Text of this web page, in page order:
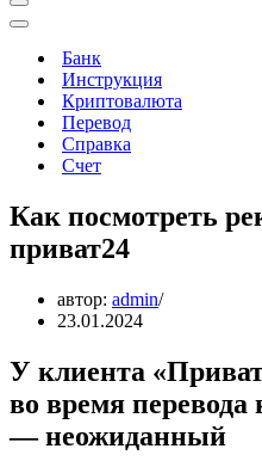
Меню
навигации
Меню
навигацииБанк
Инструкция
Криптовалюта
Перевод
Справка
Счет
Как посмотреть
приват24
автор: admin
23.01.2024
У клиента
во время
— неожиданный